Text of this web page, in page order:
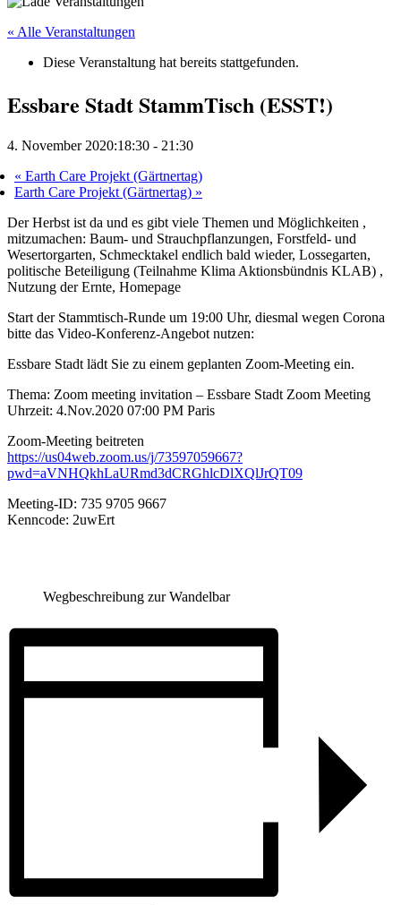
« Alle Veranstaltungen
Diese Veranstaltung hat bereits stattgefunden.
Essbare Stadt StammTisch (ESST!)
4. November 2020:18:30 - 21:30
« Earth Care Projekt (Gärtnertag)
Earth Care Projekt (Gärtnertag) »
Der Herbst ist da und es gibt viele Themen und Möglichkeiten ,
mitzumachen: Baum- und Strauchpflanzungen, Forstfeld- und
Wesertorgarten, Schmecktakel endlich bald wieder, Lossegarten,
politische Beteiligung (Teilnahme Klima Aktionsbündnis KLAB) ,
Nutzung der Ernte, Homepage
Start der Stammtisch-Runde um 19:00 Uhr, diesmal wegen Corona
bitte das Video-Konferenz-Angebot nutzen:
Essbare Stadt lädt Sie zu einem geplanten Zoom-Meeting ein.
Thema: Zoom meeting invitation – Essbare Stadt Zoom Meeting
Uhrzeit: 4.Nov.2020 07:00 PM Paris
Zoom-Meeting beitreten
https://us04web.zoom.us/j/73597059667?
pwd=aVNHQkhLaURmd3dCRGhlcDlXQlJrQT09
Meeting-ID: 735 9705 9667
Kenncode: 2uwErt
Wegbeschreibung zur Wandelbar